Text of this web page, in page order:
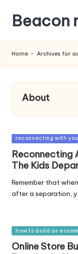
Beacon
Home - Archives for
About
Posted
reconnecting with
Reconnecting
The Kids
Remember that
after a separation,
Posted
how to build an
Online Store